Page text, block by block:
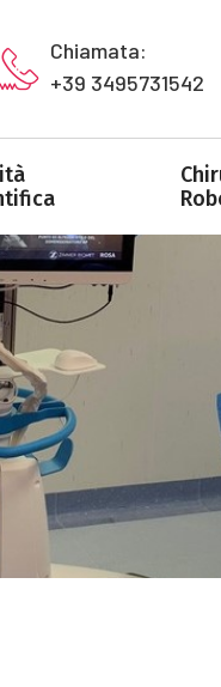
Chiamata:
+39 3495731542